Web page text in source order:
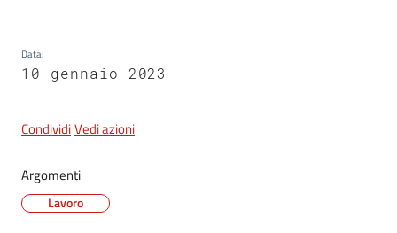
5x1000
Servizi
line
Tutti
Data:
10 gennaio 2023
CondividiVedi azioni
Argomenti
Lavoro